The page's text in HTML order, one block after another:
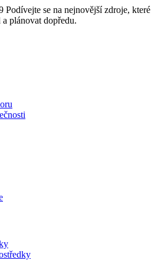
Podívejte se na nejnovější zdroje, které
plánovat dopředu.